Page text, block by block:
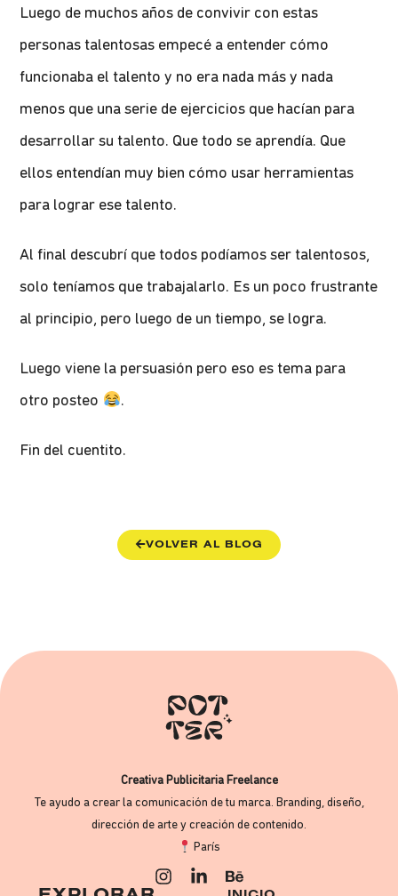
Luego de muchos años de convivir con estas
personas talentosas empecé a entender cómo
funcionaba el talento y no era nada más y nada
menos que una serie de ejercicios que hacían para
desarrollar su talento. Que todo se aprendía. Que
ellos entendían muy bien cómo usar herramientas
para lograr ese talento.
Al final descubrí que todos podíamos ser talentosos,
solo teníamos que trabajalarlo. Es un poco frustrante
al principio, pero luego de un tiempo, se logra.
Luego viene la persuasión pero eso es tema para
otro posteo
.
Fin del cuentito.
VOLVER AL BLOG
Creativa Publicitaria Freelance
Te ayudo a crear la comunicación de tu marca. Branding, diseño,
dirección de arte y creación de contenido.
París